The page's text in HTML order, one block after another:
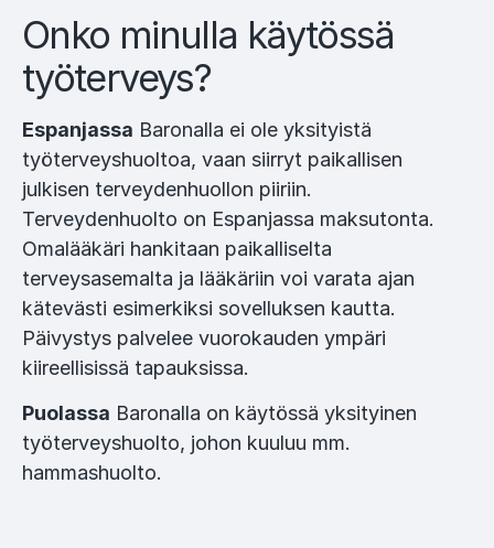
Onko minulla käytössä
työterveys?
Espanjassa Baronalla ei ole yksityistä
työterveyshuoltoa, vaan siirryt paikallisen
julkisen terveydenhuollon piiriin.
Terveydenhuolto on Espanjassa maksutonta.
Omalääkäri hankitaan paikalliselta
terveysasemalta ja lääkäriin voi varata ajan
kätevästi esimerkiksi sovelluksen kautta.
Päivystys palvelee vuorokauden ympäri
kiireellisissä tapauksissa.
Puolassa Baronalla on käytössä yksityinen
työterveyshuolto, johon kuuluu mm.
hammashuolto.